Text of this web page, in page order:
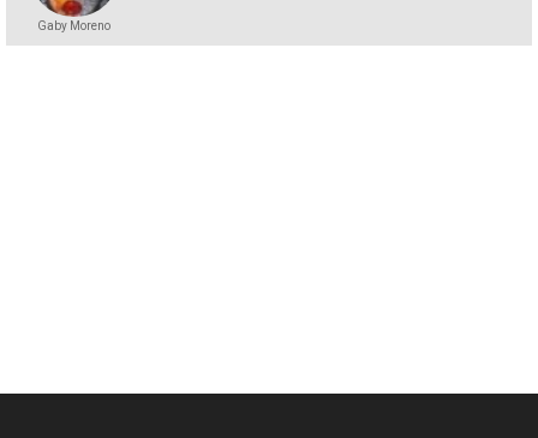
Gaby Moreno